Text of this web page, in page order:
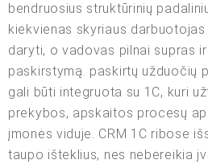
bendruosius struktūrinių
kiekvienas skyriaus
daryti, o vadovas pilnai supras
paskirstymą. paskirtų užduočių
gali būti integruota su 1C, kuri
prekybos, apskaitos procesų
įmonės viduje. CRM 1C ribose
taupo išteklius, nes nebereikia